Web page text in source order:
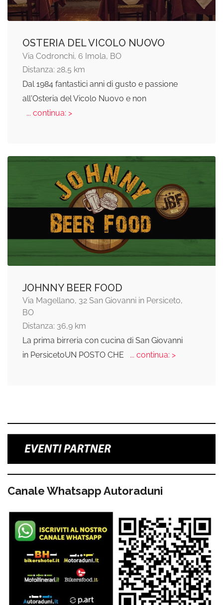
OSTERIA DEL VICOLO NUOVO
Via Codronchi, 6 Imola, BO
Distanza: 28,5 km
Dal 1984 fantastici anni di gusto e passione
all'Osteria del Vicolo Nuovo e non
... continua: >
JOHNNY BEER FOOD
Via Magellano, 32 San Giovanni in Persiceto,
BO
Distanza: 36,9 km
La prima birreria con cucina di San Giovanni
in PersicetoUN POSTO CHE
... continua: >
Canale Whatsapp Autoraduni